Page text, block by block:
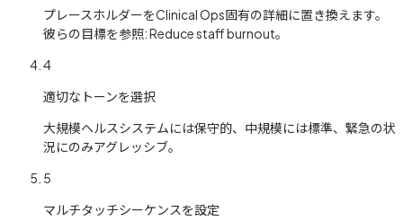
プレースホルダーをClinical Ops固有の詳細に置き換えます。
彼らの目標を参照: Reduce staff burnout。
4
適切なトーンを選択
大規模ヘルスシステムには保守的、中規模には標準、緊急の状
況にのみアグレッシブ。
5
マルチタッチシーケンスを設定